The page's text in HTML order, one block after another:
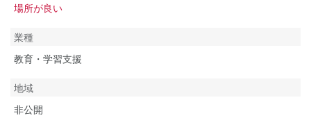
場所が良い
業種
教育・学習支援
地域
非公開